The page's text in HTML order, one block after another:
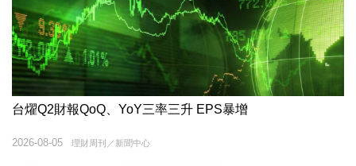
台燿Q2財報QoQ、YoY三率三升 EPS暴增
理財周刊／新聞中心
2026-08-05